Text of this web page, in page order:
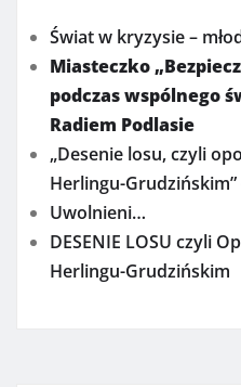
Świat w kryzysie –
Miasteczko
podczas wspólnego
Radiem Podlasie
„Desenie losu, czyli
Herlingu-
Uwolnieni…
DESENIE LOSU czyli
Herlingu-Grudzińskim